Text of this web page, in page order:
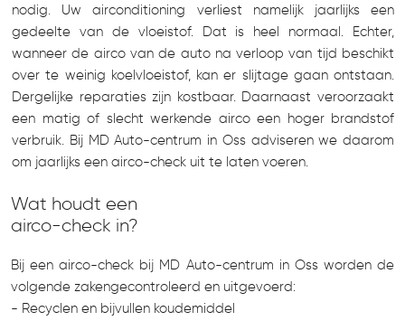
nodig. Uw airconditioning verliest namelijk jaarlijks een
gedeelte van de vloeistof. Dat is heel normaal. Echter,
wanneer de airco van de auto na verloop van tijd beschikt
over te weinig koelvloeistof, kan er slijtage gaan ontstaan.
Dergelijke reparaties zijn kostbaar. Daarnaast veroorzaakt
een matig of slecht werkende airco een hoger brandstof
verbruik. Bij MD Auto-centrum in Oss adviseren we daarom
om jaarlijks een airco-check uit te laten voeren.
Wat houdt een
airco-check in?
Bij een airco-check bij MD Auto-centrum in Oss worden de
volgende zakengecontroleerd en uitgevoerd:
- Recyclen en bijvullen koudemiddel